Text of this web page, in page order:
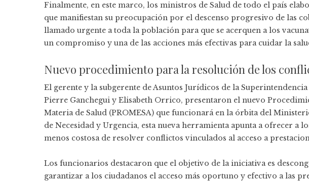
Finalmente, en este marco, los ministros de Salud de todo el país
que manifiestan su preocupación por el descenso progresivo de las
llamado urgente a toda la población para que se acerquen a los
un compromiso y una de las acciones más efectivas para cuidar la
Nuevo procedimiento para la resolución de los
El gerente y la subgerente de Asuntos Jurídicos de la
Pierre Ganchegui y Elisabeth Orrico, presentaron el nuevo
Materia de Salud (PROMESA) que funcionará en la órbita del
de Necesidad y Urgencia, esta nueva herramienta apunta a ofrecer a
menos costosa de resolver conflictos vinculados al acceso a
Los funcionarios destacaron que el objetivo de la iniciativa es
garantizar a los ciudadanos el acceso más oportuno y efectivo a las